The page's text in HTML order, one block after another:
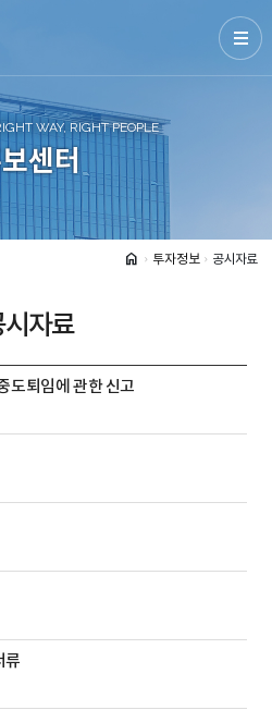
WAY, RIGHT PEOPLE
센터
home arrow_forward_ios 투자정보 arrow_forward_ios 공시자료
시자료
도퇴임에 관한 신고
류